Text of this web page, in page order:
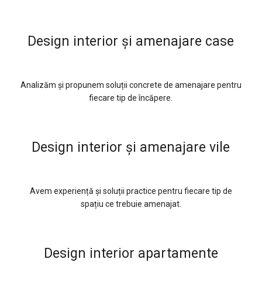
Design interior şi amenajare case
Analizăm și propunem soluții concrete de amenajare pentru
fiecare tip de încăpere.
Design interior şi amenajare vile
Avem experiență și soluții practice pentru fiecare tip de
spațiu ce trebuie amenajat.
Design interior apartamente